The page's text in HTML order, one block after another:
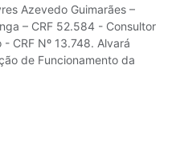
Azevedo Guimarães –
– CRF 52.584 - Consultor
CRF Nº 13.748. Alvará
de Funcionamento da